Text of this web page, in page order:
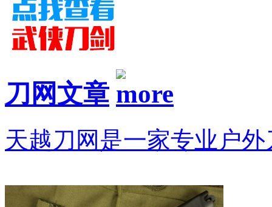
刀网文章
天越刀网是一家专业户